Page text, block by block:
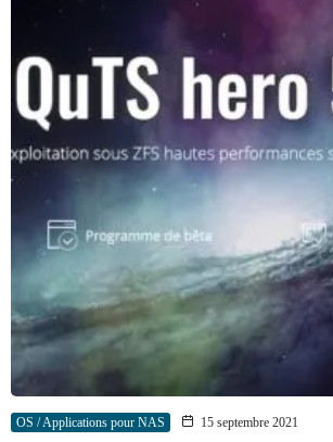
OS / Applications pour NAS 15 septembre 2021